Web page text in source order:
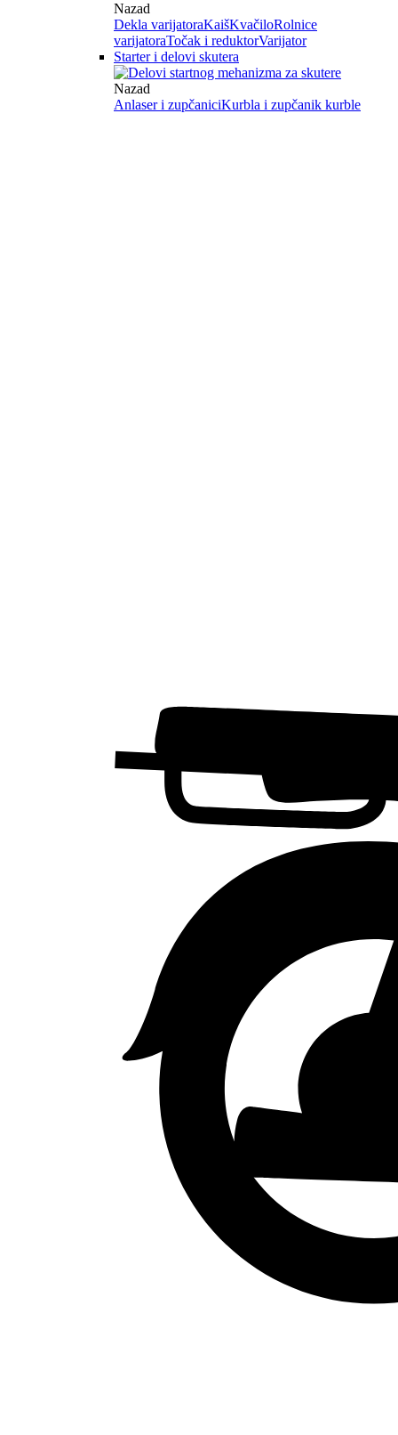
Nazad
Dekla varijatoraKaišKvačiloRolnice
varijatoraTočak i reduktorVarijator
Starter i delovi skutera
Nazad
Anlaser i zupčaniciKurbla i zupčanik kurble